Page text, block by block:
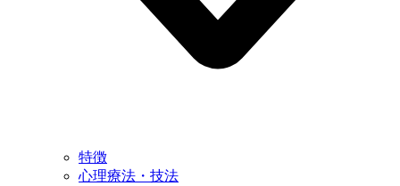
特徴
心理療法・技法